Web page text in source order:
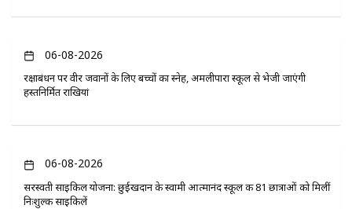
06-08-2026
रक्षाबंधन पर वीर जवानों के लिए बच्चों का स्नेह, अमलीपारा स्कूल से भेजी जाएंगी
हस्तनिर्मित राखियां
06-08-2026
सरस्वती साइकिल योजना: छुईखदान के स्वामी आत्मानंद स्कूल की 81 छात्राओं को मिलीं
निःशुल्क साइकिलें